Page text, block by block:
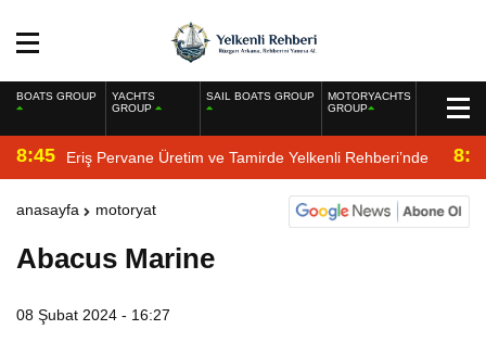
BOATS GROUP
YACHTS
GROUP
SAIL BOATS GROUP
MOTORYACHTS
GROUP
8:45 Eriş Pervane Üretim ve Tamirde Yelkenli Rehberi’nde
anasayfa motoryat
Abacus Marine
08 Şubat 2024 - 16:27